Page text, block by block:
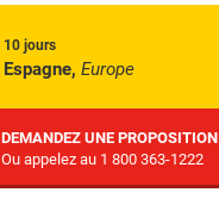
10 jours
Espagne, Europe
DEMANDEZ UNE PROPOSITION
Ou appelez au 1 800 363-1222